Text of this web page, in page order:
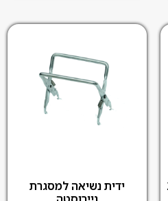
ידית נשיאה למסגרת